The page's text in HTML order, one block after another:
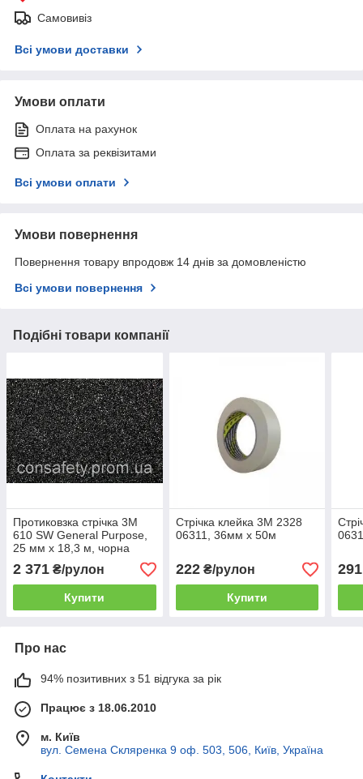
Самовивіз
Всі умови доставки
Умови оплати
Оплата на рахунок
Оплата за реквізитами
Всі умови оплати
Умови повернення
Повернення товару впродовж 14 днів за домовленістю
Всі умови повернення
Подібні товари компанії
Протиковзка стрічка 3М
610 SW General Purpose,
25 мм х 18,3 м, чорна
2 371 ₴/рулон
Купити
Стрічка клейка 3М 2328
06311, 36мм х 50м
222₴/рулон
Купити
291
Про нас
94% позитивних з 51 відгука за рік
Працює з 18.06.2010
м. Київ
вул. Семена Скляренка 9 оф. 503, 506, Київ, Україна